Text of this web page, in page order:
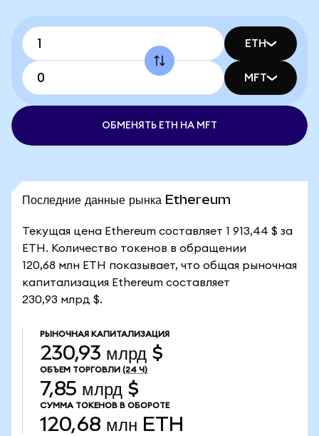
ETH
MFT
ОБМЕНЯТЬ ETH НА MFT
Последние данные рынка Ethereum
Текущая цена Ethereum составляет 1 913,44 $ за
ETH. Количество токенов в обращении
120,68 млн ETH показывает, что общая рыночная
капитализация Ethereum составляет
230,93 млрд $.
РЫНОЧНАЯ КАПИТАЛИЗАЦИЯ
230,93 млрд $
ОБЪЕМ ТОРГОВЛИ (24 Ч)
7,85 млрд $
СУММА ТОКЕНОВ В ОБОРОТЕ
120,68 млн ETH